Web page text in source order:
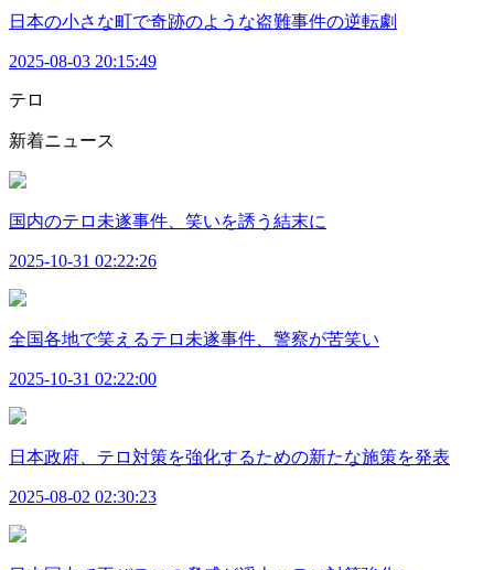
日本の小さな町で奇跡のような盗難事件の逆転劇
2025-08-03 20:15:49
テロ
新着ニュース
国内のテロ未遂事件、笑いを誘う結末に
2025-10-31 02:22:26
全国各地で笑えるテロ未遂事件、警察が苦笑い
2025-10-31 02:22:00
日本政府、テロ対策を強化するための新たな施策を発表
2025-08-02 02:30:23